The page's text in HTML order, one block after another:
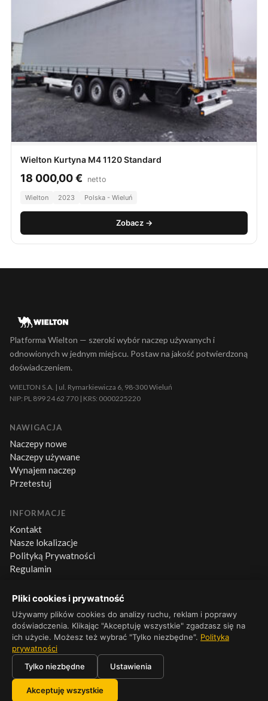
Wielton Kurtyna M4 1120 Standard
18 000,00€ netto
Wielton 2023 Polska - Wieluń
Zobacz →
Pliki cookies i prywatność
Używamy plików cookies do analizy ruchu, reklam i poprawy
doświadczenia. Klikając "Akceptuję wszystkie" zgadzasz się na
ich użycie. Możesz też wybrać "Tylko niezbędne". Polityka
prywatności
Tylko niezbędne
Ustawienia
Akceptuję wszystkie
Platforma Wielton — szeroki wybór naczep używanych i
odnowionych w jednym miejscu. Postaw na jakość potwierdzoną
doświadczeniem.
WIELTON S.A. | ul. Rymarkiewicza 6, 98-300 Wieluń
NIP: PL 899 24 62 770 | KRS: 0000225220
NAWIGACJA
Naczepy nowe
Naczepy używane
Wynajem naczep
Przetestuj
INFORMACJE
Kontakt
Nasze lokalizacje
Polityką Prywatności
Regulamin
KONTAKT
+48 660 500 600
Pn–Pt 8:00–16:00
© 2026 Platforma Wielton. Wszelkie prawa zastrzeżone.